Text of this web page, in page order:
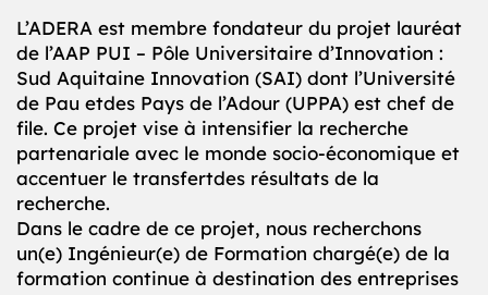
L’ADERA est membre fondateur du projet lauréat
de l’AAP PUI – Pôle Universitaire d’Innovation :
Sud Aquitaine Innovation (SAI) dont l’Université
de Pau etdes Pays de l’Adour (UPPA) est chef de
file. Ce projet vise à intensifier la recherche
partenariale avec le monde socio-économique et
accentuer le transfertdes résultats de la
recherche.
Dans le cadre de ce projet, nous recherchons
un(e) Ingénieur(e) de Formation chargé(e) de la
formation continue à destination des entreprises